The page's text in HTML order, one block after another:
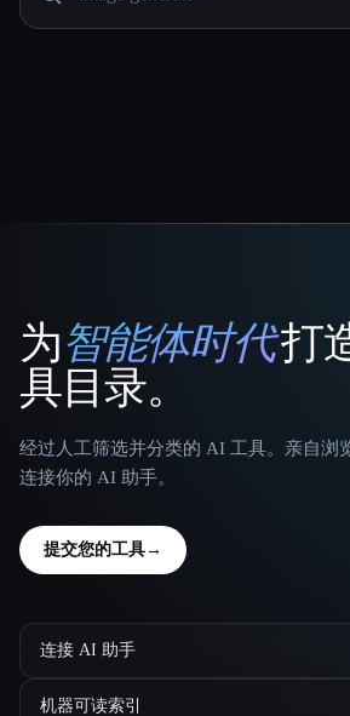
That AI Collection
为智能体时代打
具目录。
经过人工筛选并分类的 AI 工具。亲自浏
连接你的 AI 助手。
提交您的工具→
连接 AI 助手
机器可读索引